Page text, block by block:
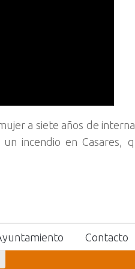
a siete años de
incendio en Casares,
Contacto